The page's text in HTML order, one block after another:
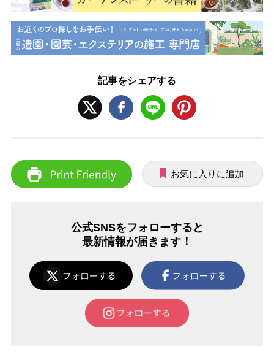
記事をシェアする
お気に入りに追加
公式SNSをフォローすると
最新情報が届きます！